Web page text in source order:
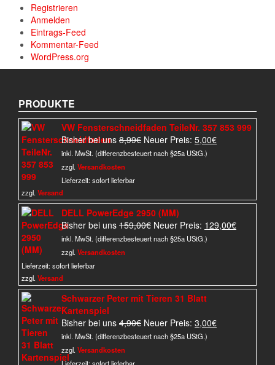
Registrieren
Anmelden
Eintrags-Feed
Kommentar-Feed
WordPress.org
PRODUKTE
VW Fensterschneidfaden TeileNr. 357 853 999
Bisher bei uns 8,99€ Ursprünglicher
Preis
Neuer Preis: 5,00€Aktueller
inkl. MwSt. (differenzbesteuert nach §25a UStG.)
zzgl. Versandkosten
Lieferzeit:sofort lieferbar
zzgl. Versand
DELL PowerEdge 2950 (MM)
Bisher bei uns 159,00€ Ursprünglicher
Preis
Neuer Preis: 129,00€Aktueller
inkl. MwSt. (differenzbesteuert nach §25a UStG.)
zzgl. Versandkosten
Lieferzeit:sofort lieferbar
zzgl. Versand
Schwarzer Peter mit Tieren 31 Blatt
Kartenspiel
Bisher bei uns 4,90€ Ursprünglicher
Preis
Neuer Preis: 3,00€Aktueller
inkl. MwSt. (differenzbesteuert nach §25a UStG.)
zzgl. Versandkosten
Lieferzeit:sofort lieferbar